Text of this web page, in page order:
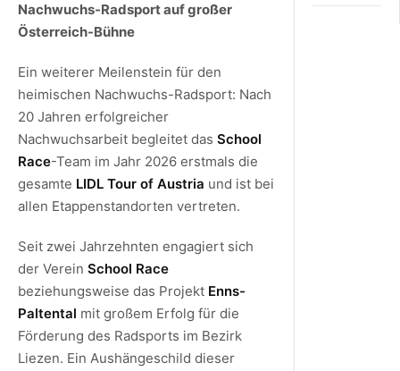
Nachwuchs-Radsport auf großer
Österreich-Bühne
Ein weiterer Meilenstein für den
heimischen Nachwuchs-Radsport: Nach
20 Jahren erfolgreicher
Nachwuchsarbeit begleitet das School
Race-Team im Jahr 2026 erstmals die
gesamte LIDL Tour of Austria und ist bei
allen Etappenstandorten vertreten.
Seit zwei Jahrzehnten engagiert sich
der Verein School Race
beziehungsweise das Projekt Enns-
Paltental mit großem Erfolg für die
Förderung des Radsports im Bezirk
Liezen. Ein Aushängeschild dieser